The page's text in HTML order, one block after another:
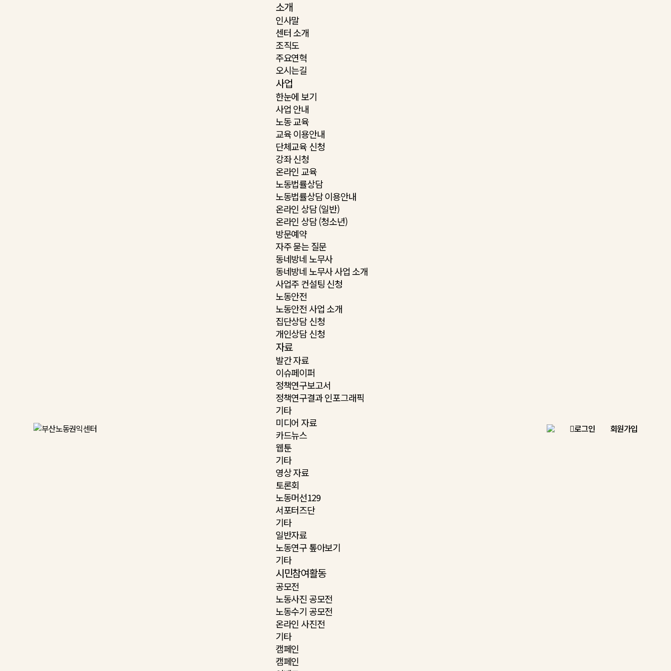
소개
인사말
센터 소개
조직도
주요연혁
오시는길
사업
한눈에 보기
사업 안내
노동 교육
교육 이용안내
단체교육 신청
강좌 신청
온라인 교육
노동법률상담
노동법률상담 이용안내
온라인 상담 (일반)
온라인 상담 (청소년)
방문예약
자주 묻는 질문
동네방네 노무사
동네방네 노무사 사업 소개
사업주 컨설팅 신청
노동안전
노동안전 사업 소개
집단상담 신청
개인상담 신청
자료
발간 자료
이슈페이퍼
정책연구보고서
정책연구결과 인포그래픽
기타
미디어 자료
카드뉴스
웹툰
기타
영상 자료
토론회
노동머선129
서포터즈단
기타
일반자료
노동연구 톺아보기
기타
시민참여활동
공모전
노동사진 공모전
노동수기 공모전
온라인 사진전
기타
캠페인
캠페인
로그인 회원가입